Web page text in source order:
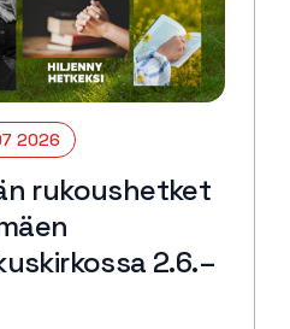
2026
rukoushetket
2.6.–